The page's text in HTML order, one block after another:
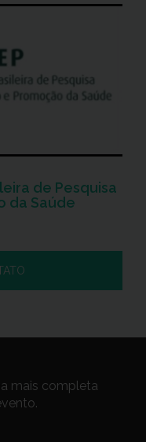
de Pesquisa
da Saúde
mais completa